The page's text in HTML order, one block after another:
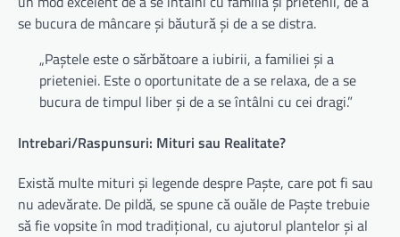
se bucura de mâncare și băutură și de a se distra.
„Paștele este o sărbătoare a iubirii, a familiei și a
prieteniei. Este o oportunitate de a se relaxa, de a se
bucura de timpul liber și de a se întâlni cu cei dragi.”
Intrebari/Raspunsuri: Mituri sau Realitate?
Există multe mituri și legende despre Paște, care pot fi sau
nu adevărate. De pildă, se spune că ouăle de Paște trebuie
să fie vopsite în mod tradițional, cu ajutorul plantelor și al